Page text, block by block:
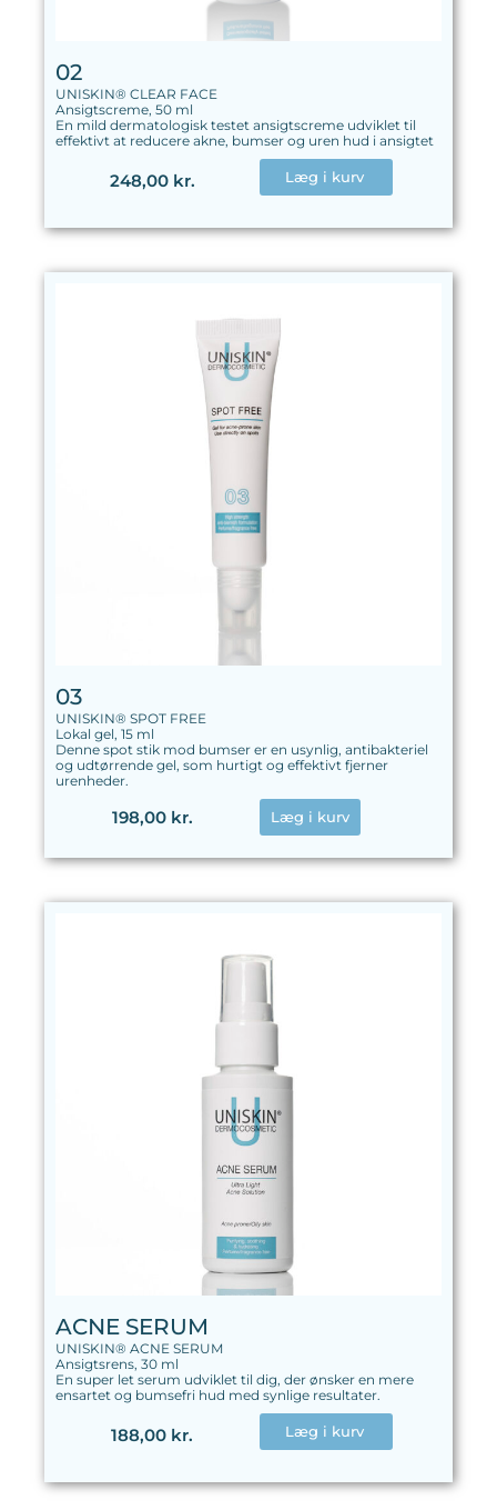
02
UNISKIN® CLEAR FACE
Ansigtscreme, 50 ml
En mild dermatologisk testet ansigtscreme udviklet til
effektivt at reducere akne, bumser og uren hud i ansigtet
248,00 kr. Læg i kurv
03
UNISKIN® SPOT FREE
Lokal gel, 15 ml
Denne spot stik mod bumser er en usynlig, antibakteriel
og udtørrende gel, som hurtigt og effektivt fjerner
urenheder.
198,00 kr. Læg i kurv
ACNE SERUM
UNISKIN® ACNE SERUM
Ansigtsrens, 30 ml
En super let serum udviklet til dig, der ønsker en mere
ensartet og bumsefri hud med synlige resultater.
188,00 kr. Læg i kurv